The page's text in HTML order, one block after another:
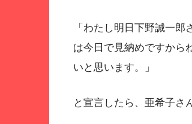
「わたし明日下野誠一
は今日で見納めですから
いと思います。」
と宣言したら、亜希子さ